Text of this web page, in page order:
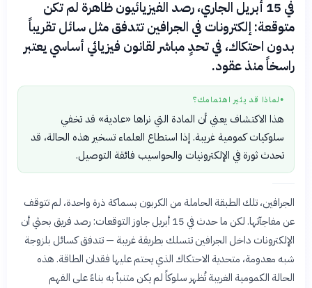
في 15 أبريل الجاري، رصد الفيزيائيون ظاهرة لم تكن
متوقعة: إلكترونات في الجرافين تتدفق مثل سائل تقريباً
بدون احتكاك، في تحدٍ مباشر لقانون فيزيائي أساسي يعتبر
راسخاً منذ عقود.
● لماذا قد يثير اهتمامك؟
هذا الاكتشاف يعني أن المادة التي نراها «عادية» قد تخفي
سلوكيات كمومية غريبة. إذا استطاع العلماء تسخير هذه الحالة، قد
تحدث ثورة في الإلكترونيات والحواسيب فائقة التوصيل.
الجرافين، تلك الطبقة الحاملة من الكربون بسماكة ذرة واحدة، لم تتوقف
عن مفاجآتها. لكن ما حدث في 15 أبريل جاوز التوقعات: رصد فريق بحثي أن
الإلكترونات داخل الجرافين تتسلك بطريقة غريبة — تتدفق كسائل بلزوجة
شبه معدومة، متحدية الاحتكاك الذي يحتم عليها فقدان الطاقة. هذه
الحالة الكمومية الغريبة تُظهر سلوكاً لم يكن متنبأ به بناءً على الفهم